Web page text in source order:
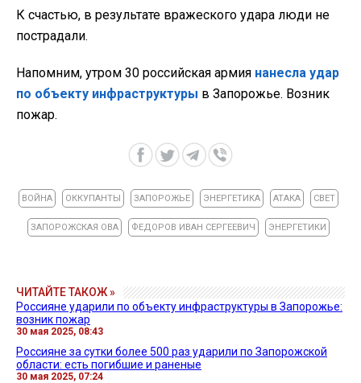
К счастью, в результате вражеского удара люди не
пострадали.
Напомним, утром 30 российская армия нанесла удар
по объекту инфраструктуры в Запорожье. Возник
пожар.
ВОЙНА ОККУПАНТЫ ЗАПОРОЖЬЕ ЭНЕРГЕТИКА АТАКА СВЕТ
ЗАПОРОЖСКАЯ ОВА ФЕДОРОВ ИВАН СЕРГЕЕВИЧ ЭНЕРГЕТИКИ
ЧИТАЙТЕ ТАКОЖ »
Россияне ударили по объекту инфраструктуры в Запорожье:
возник пожар
30 мая 2025, 08:43
Россияне за сутки более 500 раз ударили по Запорожской
области: есть погибшие и раненые
30 мая 2025, 07:24